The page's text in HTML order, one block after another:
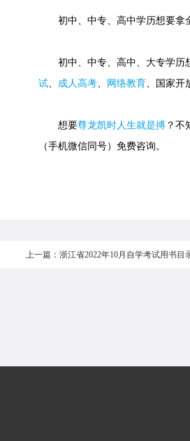
初中、中专、高中学历想要拿
初中、中专、高中、大专学历
试、 成人高考、 网络教育、国家开
想要尊龙凯时人生就是搏 ？不
（手机微信同号）免费咨询。
上一篇：浙江省2022年10月自学考试用书目